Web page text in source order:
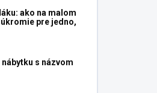
ako na malom
pre jedno,
s názvom